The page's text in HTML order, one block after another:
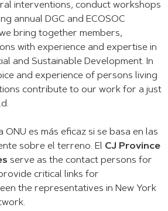
interventions, conduct workshops
annual DGC and ECOSOC
bring together members,
with experience and expertise in
and Sustainable Development. In
and experience of persons living
contribute to our work for a just
es más eficaz si se basa en las
sobre el terreno. El CJ Province
serve as the contact persons for
critical links for
the representatives in New York